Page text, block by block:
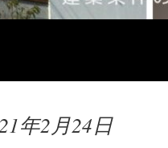
年2月24日